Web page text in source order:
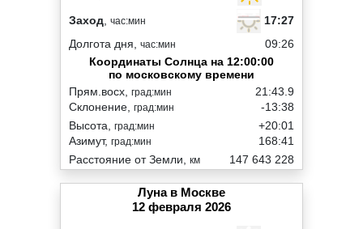
Заход час:мин
17:27
Долгота дня, час:мин
09:26
Координаты Солнца на 12:00:00
по московскому времени
Прям.восх, град:мин
Склонение, град:мин
21:43.9
-13:38
Высота, град:мин
Азимут, град:мин
+20:01
168:41
Расстояние от Земли, км 147 643 228
Луна в Москве
12 февраля 2026